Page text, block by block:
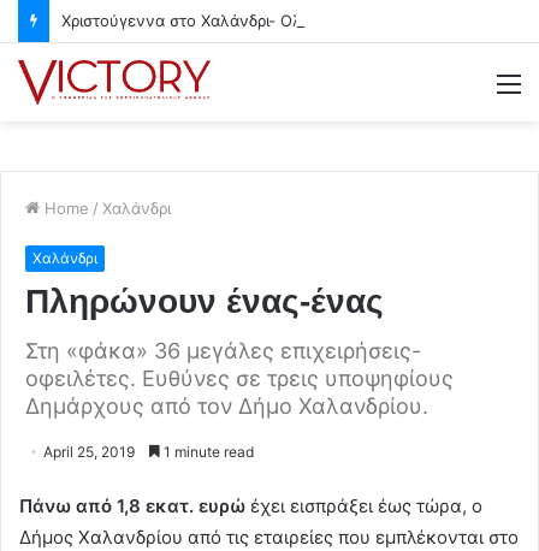
Home / Χαλάνδρι
Χαλάνδρι
Πληρώνουν ένας-ένας
Στη «φάκα» 36 μεγάλες επιχειρήσεις-
οφειλέτες. Ευθύνες σε τρεις υποψηφίους
Δημάρχους από τον Δήμο Χαλανδρίου.
April 25, 2019 1 minute read
Πάνω από 1,8 εκατ. ευρώ έχει εισπράξει έως τώρα, ο
Δήμος Χαλανδρίου από τις εταιρείες που εμπλέκονται στο